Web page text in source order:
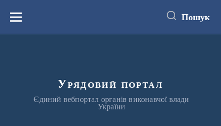
вмістуМеню Пошук
Урядовий портал
Єдиний вебпортал органів виконавчої влади
України